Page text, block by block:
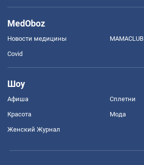
MedOboz
Новости медицины MAMACLUB
Covid
Шоу
Афиша Сплетни
Красота Мода
Женский Журнал